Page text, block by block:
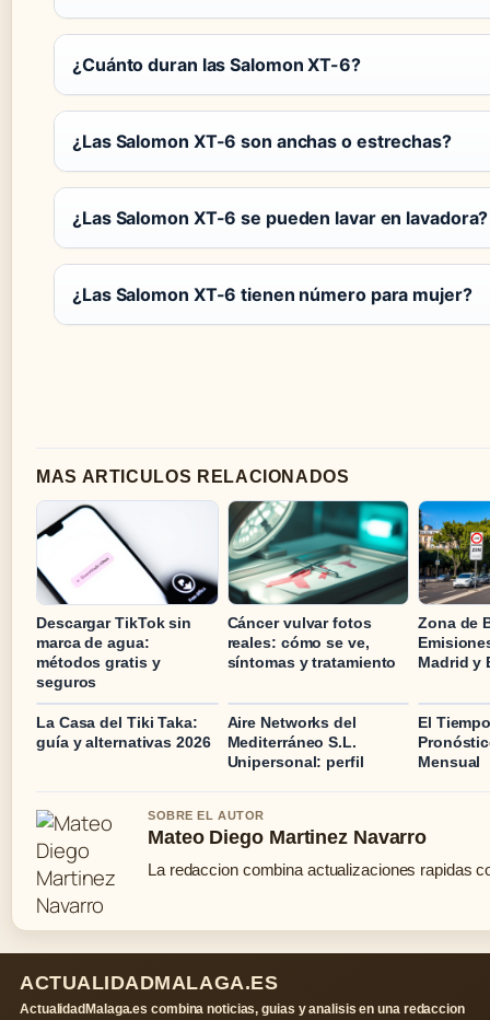
¿Cuánto duran las Salomon XT-6?
¿Las Salomon XT-6 son anchas o estrechas?
¿Las Salomon XT-6 se pueden lavar en lavadora?
¿Las Salomon XT-6 tienen número para mujer?
MAS ARTICULOS RELACIONADOS
Descargar TikTok sin
marca de agua:
métodos gratis y
seguros
Cáncer vulvar fotos
reales: cómo se ve,
síntomas y tratamiento
Zona de
Madrid y
La Casa del Tiki Taka:
guía y alternativas 2026
Aire Networks del
Mediterráneo S.L.
Unipersonal: perfil
El
Mensual
SOBRE EL AUTOR
Mateo Diego Martinez Navarro
La redaccion combina actualizaciones rapidas
ACTUALIDADMALAGA.ES
ActualidadMalaga.es combina noticias, guias y analisis en una redaccion